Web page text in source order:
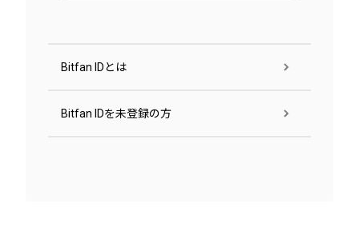
Bitfan IDとは
Bitfan IDを未登録の方